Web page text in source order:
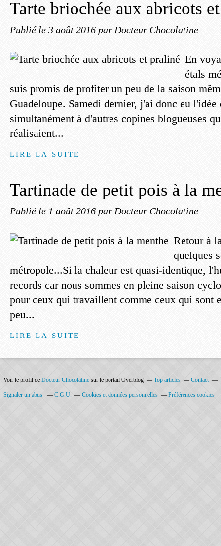
Tarte briochée aux abricots
Publié le 3 août 2016 par Docteur Chocolatine
En
étals
suis promis de profiter un peu de la saison
Guadeloupe. Samedi dernier, j'ai donc eu l'idée
simultanément à d'autres copines blogueuses
réalisaient...
LIRE LA SUITE
Tartinade de petit pois à la
Publié le 1 août 2016 par Docteur Chocolatine
Retour à
quelques
métropole...Si la chaleur est quasi-identique,
records car nous sommes en pleine saison
pour ceux qui travaillent comme ceux qui sont
peu...
LIRE LA SUITE
Voir le profil de Docteur Chocolatine sur le portail Overblog Top articles Contact
Signaler un abus C.G.U. Cookies et données personnelles Préférences cookies